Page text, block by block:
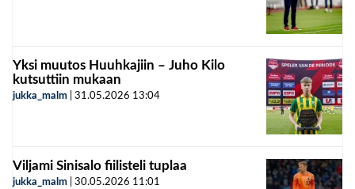
Yksi muutos Huuhkajiin – Juho Kilo
kutsuttiin mukaan
jukka_malm 31.05.2026 13:04
Viljami Sinisalo fiilisteli tuplaa
jukka_malm 30.05.2026 11:01